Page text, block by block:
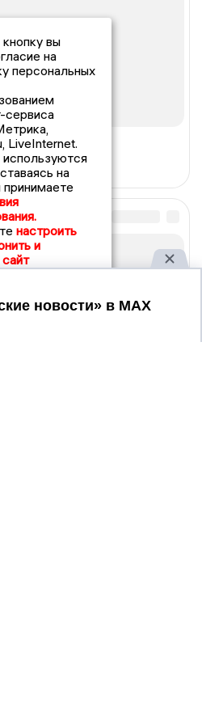
вы
на
персональных
сервиса
LiveInternet.
на
принимаете
настроить
и